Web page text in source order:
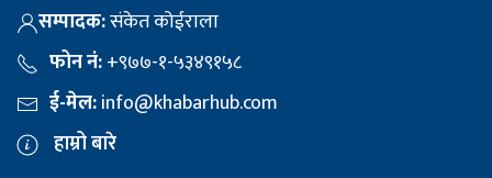
सम्पादक:संकेत कोईराला
फोन नं:+९७७-१-५३४९१५८
ई-मेल:info@khabarhub.com
हाम्रो बारे